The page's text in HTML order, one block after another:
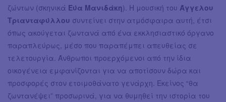
ζώντων (σκηνικά Εύα Μανιδάκη). Η μουσική του Άγγελου
Τριανταφύλλου συντείνει στην ατμόσφαιρα αυτή, έτσι
όπως ακούγεται ζωντανά από ένα εκκλησιαστικό όργανο
παραπλεύρως, μέσο που παραπέμπει απευθείας σε
τελετουργία. Άνθρωποι προερχόμενοι από την ίδια
οικογένεια εμφανίζονται για να αποτίσουν δώρα και
προσφορές στον ετοιμοθάνατο γενάρχη. Εκείνος “θα
ζωντανέψει” προσωρινά, για να θυμηθεί την ιστορία του